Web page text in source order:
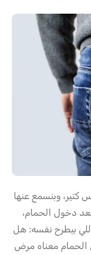
وبنسمع عنها
دخول الحمام،
بيطرح نفسه: هل
معناه مرض